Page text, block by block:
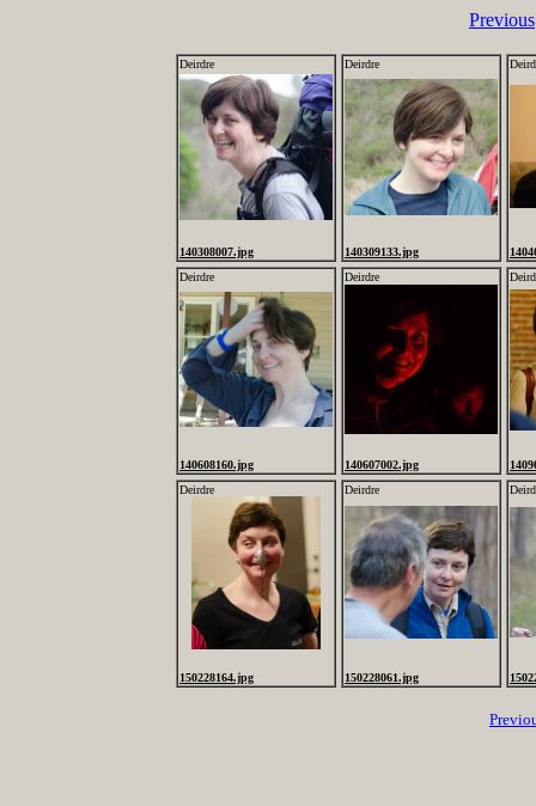
Previous
Deirdre
140308007.jpg
Deirdre
140309133.jpg
Deirdre
140608160.jpg
Deirdre
140607002.jpg
Deirdre
150228164.jpg
Deirdre
150228061.jpg